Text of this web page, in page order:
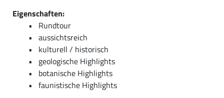
Eigenschaften:
Rundtour
aussichtsreich
kulturell / historisch
geologische Highlights
botanische Highlights
faunistische Highlights